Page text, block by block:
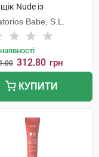
Nude із
кислотою та
SPF50 20 мл 1
Babe, S.L.
312.80 грн
КУПИТИ